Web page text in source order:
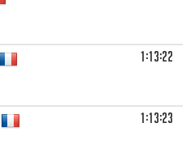
1:13:22
1:13:23